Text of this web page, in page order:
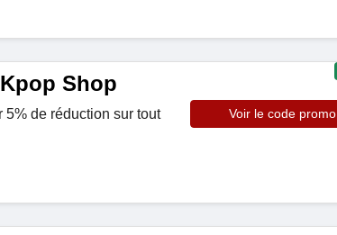
Shop
de réduction sur tout
Voir le code promo